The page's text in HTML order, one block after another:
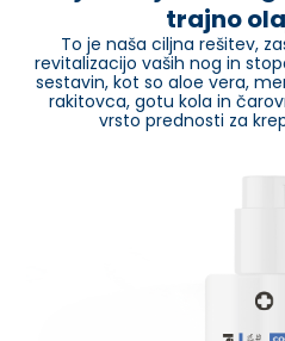
trajno
To je naša ciljna rešitev,
revitalizacijo vaših nog in
sestavin, kot so aloe vera,
rakitovca, gotu kola in
vrsto prednosti za